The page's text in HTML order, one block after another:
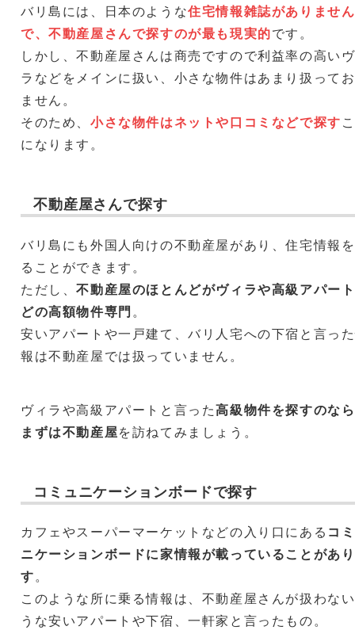
バリ島には、日本のような住宅情報雑誌がありませ
で、不動産屋さんで探すのが最も現実的です。
しかし、不動産屋さんは商売ですので利益率の高い
ラなどをメインに扱い、小さな物件はあまり扱って
ません。
そのため、 小さな物件はネットや口コミなどで探す
になります。
不動産屋さんで探す
バリ島にも外国人向けの不動産屋があり、住宅情報
ることができます。
ただし、不動産屋のほとんどがヴィラや高級アパー
どの高額物件専門。
安いアパートや一戸建て、バリ人宅への下宿と言っ
報は不動産屋では扱っていません。
ヴィラや高級アパートと言った高級物件を探すのな
まずは不動産屋を訪ねてみましょう。
コミュニケーションボードで探す
カフェやスーパーマーケットなどの入り口にある コ
ニケーションボードに家情報が載っていることがあ
す。
このような所に乗る情報は、不動産屋さんが扱わな
うな安いアパートや下宿、一軒家と言ったもの。